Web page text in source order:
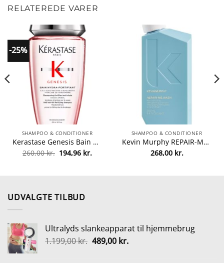
RELATEREDE VARER
-25%
SHAMPOO & CONDITIONER
Kerastase Genesis Bain Hydra-Fortifiant Shampoo 250 ml fra Kerastase
260,00kr. Den
oprindelige
260,00 kr..
194,96 kr.Den
194,96 kr..
SHAMPOO & CONDITIONER
Kevin Murphy REPAIR-ME.WASH Shampoo 250 ml fra Kevin Murphy
268,00 kr.
kr..
UDVALGTE TILBUD
Ultralyds slankeapparat til hjemmebrug
1.199,00kr. Den
489,00 kr.Den